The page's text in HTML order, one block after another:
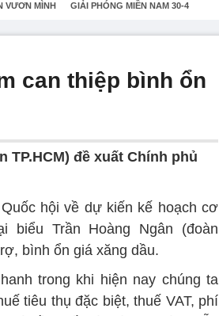
VƯƠN MÌNH GIẢI PHÓNG MIỀN NAM 30-4
can thiệp bình ổn
TP.HCM) đề xuất Chính phủ
hội về dự kiến kế hoạch cơ
biểu Trần Hoàng Ngân (đoàn
bình ổn giá xăng dầu.
trong khi hiện nay chúng ta
tiêu thụ đặc biệt, thuế VAT, phí